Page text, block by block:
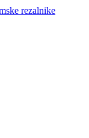
rezalnike